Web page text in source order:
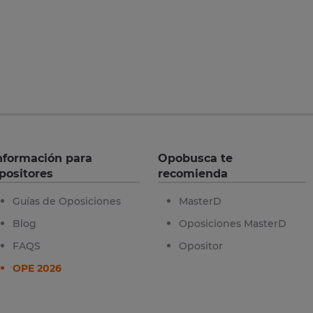
para
Guías de Oposiciones
Blog
FAQS
OPE 2026
Opobusca te
recomienda
MasterD
Oposiciones MasterD
Opositor